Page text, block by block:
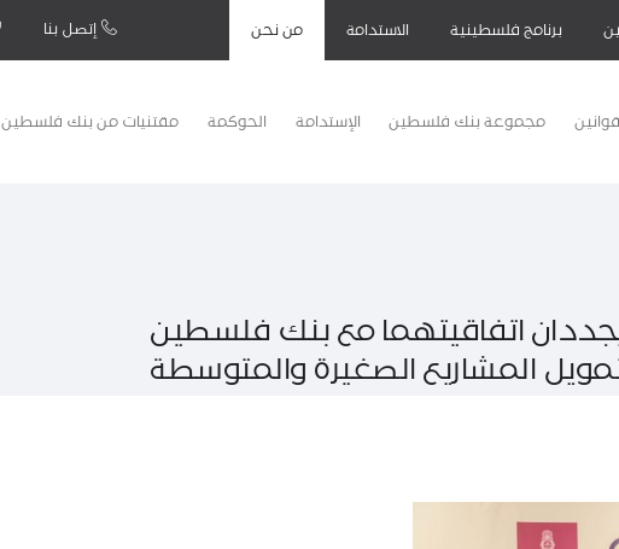
برنامج فلسطينية الاستدامة من نحن إتصل بنا
مجموعة بنك فلسطين الإستدامة الحوكمة مقتنيات من بنك فلسطين
يجددان اتفاقيتهما مع بنك فلسطين
المشاريع الصغيرة والمتوسطة